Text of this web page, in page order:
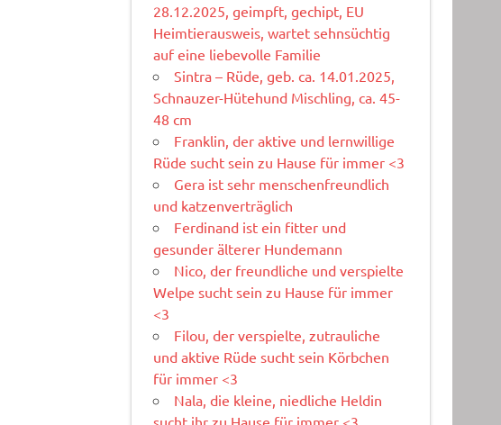
28.12.2025, geimpft, gechipt, EU
Heimtierausweis, wartet sehnsüchtig
auf eine liebevolle Familie
Sintra – Rüde, geb. ca. 14.01.2025,
Schnauzer-Hütehund Mischling, ca. 45-
48 cm
Franklin, der aktive und lernwillige
Rüde sucht sein zu Hause für immer <3
Gera ist sehr menschenfreundlich
und katzenverträglich
Ferdinand ist ein fitter und
gesunder älterer Hundemann
Nico, der freundliche und verspielte
Welpe sucht sein zu Hause für immer
<3
Filou, der verspielte, zutrauliche
und aktive Rüde sucht sein Körbchen
für immer <3
Nala, die kleine, niedliche Heldin